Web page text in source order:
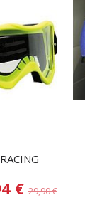
€29,90 €